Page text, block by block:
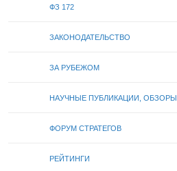
ФЗ 172
ЗАКОНОДАТЕЛЬСТВО
ЗА РУБЕЖОМ
НАУЧНЫЕ ПУБЛИКАЦИИ, ОБЗОРЫ
ФОРУМ СТРАТЕГОВ
РЕЙТИНГИ